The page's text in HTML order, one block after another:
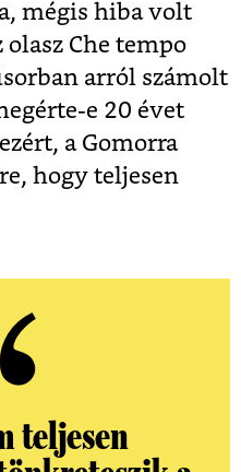
mégis hiba volt
Che tempo
arról számolt
e 20 évet
a Gomorra
hogy teljesen
teljesen